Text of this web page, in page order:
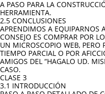
A PASO PARA LA
HERRAMIENTA.
2.5 CONCLUSIONES
APRENDIMOS A EQUIPARNOS
CONSEJO ES COMPRAR POR
UN MICROSCOPIO WEB, PERO
TIEMPO PARCIAL O POR
AMIGOS DEL “HAGALO UD.
CASO.
CLASE 3
3.1 INTRODUCCIÓN